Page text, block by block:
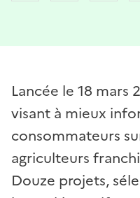
Lancée le 18 mars
visant à mieux
consommateurs
agriculteurs
Douze projets,